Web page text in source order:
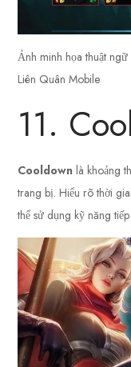
Ảnh minh họa thuật
Liên Quân Mobile
11.
Cooldown là khoảng
trang bị. Hiểu rõ thời
thể sử dụng kỹ năng